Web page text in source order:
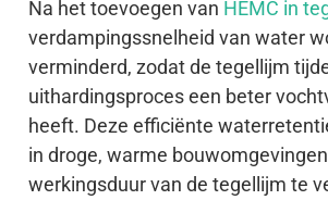
Na het toevoegen van HEMC in
verdampingssnelheid van water
verminderd, zodat de tegellijm
uithardingsproces een beter
heeft. Deze efficiënte
in droge, warme
werkingsduur van de tegellijm te